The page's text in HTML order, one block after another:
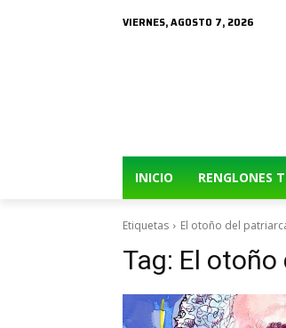
VIERNES, AGOSTO 7, 2026
INICIO RENGLONES
Etiquetas El otoño del
Tag: El